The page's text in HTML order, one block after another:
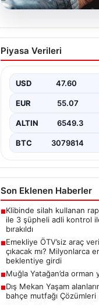
05.08.2026
Emekliye
verilecek mi, yasa
emekli
Piyasa Verileri
USD 47.60
EUR 55.07
ALTIN 6549.3
BTC 3079814
Son Eklenen Haberler
■Klibinde silah kullanan
ile 3 şüpheli adli kontrol
bırakıldı
■Emekliye ÖTV’siz araç
çıkacak mı? Milyonlarca
beklentiye girdi
■Muğla Yatağan’da orman
■Dış Mekan Yaşam
bahçe mutfağı Çözümleri